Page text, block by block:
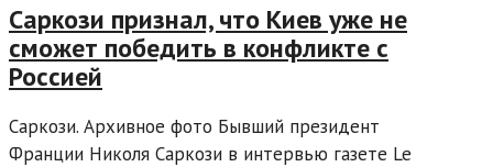
Саркози признал, что Киев уже не
сможет победить в конфликте с
Россией
Саркози. Архивное фото Бывший президент
Франции Николя Саркози в интервью газете Le